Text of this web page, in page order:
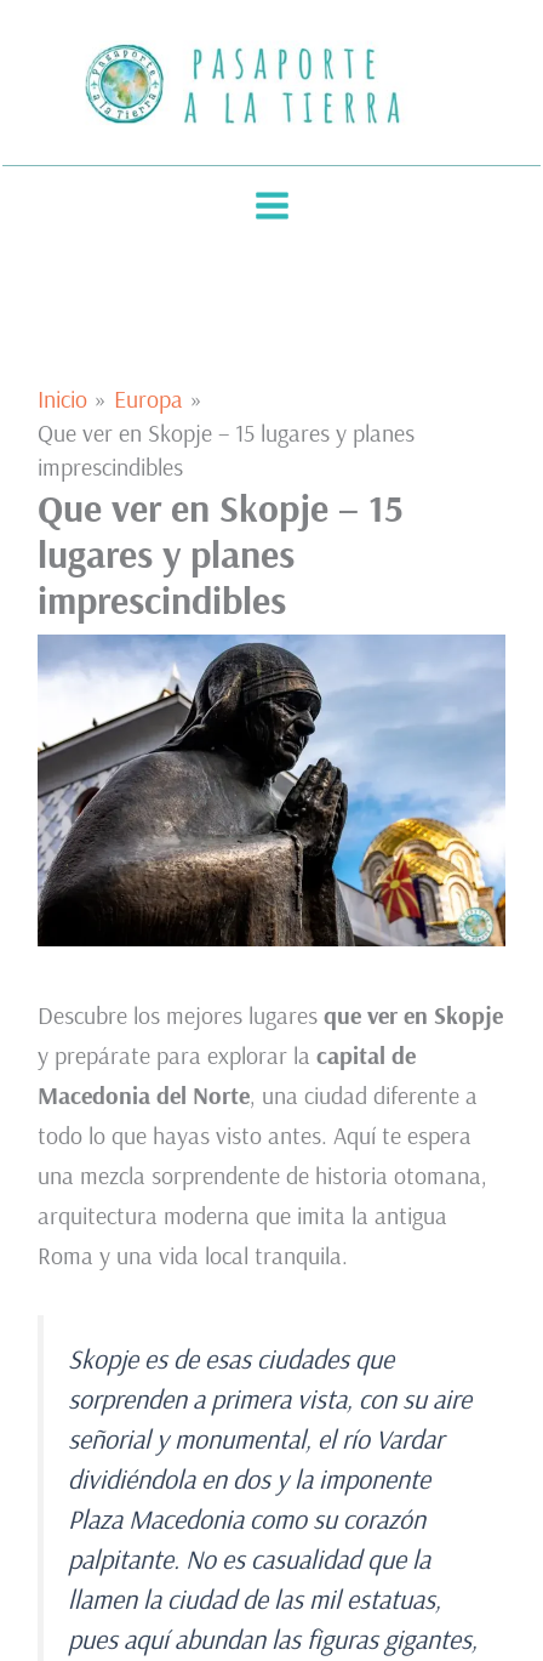
contenido
Inicio
Europa
Que ver en Skopje – 15 lugares y planes
imprescindibles
Que ver en Skopje – 15
lugares y planes
imprescindibles
Descubre los mejores lugares que ver en Skopje
y prepárate para explorar la capital de
Macedonia del Norte, una ciudad diferente a
todo lo que hayas visto antes. Aquí te espera
una mezcla sorprendente de historia otomana,
arquitectura moderna que imita la antigua
Roma y una vida local tranquila.
Skopje es de esas ciudades que
sorprenden a primera vista, con su aire
señorial y monumental, el río Vardar
dividiéndola en dos y la imponente
Plaza Macedonia como su corazón
palpitante. No es casualidad que la
llamen la ciudad de las mil estatuas,
pues aquí abundan las figuras gigantes,